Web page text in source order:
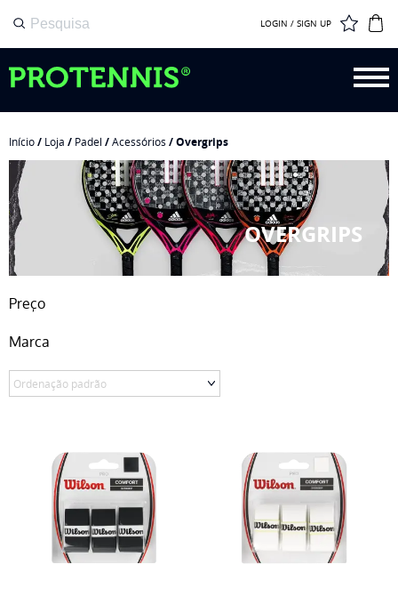
LOGIN / SIGN UP
Início/ Loja / Padel /Acessórios / Overgrips
OVERGRIPS
Preço
Marca